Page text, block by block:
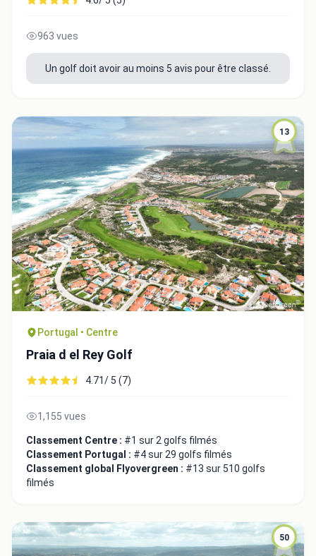
963 vues
Un golf doit avoir au moins 5 avis pour être classé.
13
Portugal • Centre
Praia d el Rey Golf
4.71/ 5 (7)
1,155 vues
Classement Centre : #1 sur 2 golfs filmés
Classement Portugal : #4 sur 29 golfs filmés
Classement global Flyovergreen : #13 sur 510 golfs
filmés
50